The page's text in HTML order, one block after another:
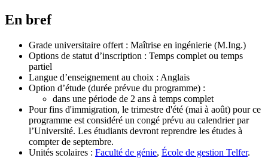
En bref
Grade universitaire offert : Maîtrise en ingénierie (M.Ing.)
Options de statut d’inscription : Temps complet ou temps
partiel
Langue d’enseignement au choix : Anglais
Option d’étude (durée prévue du programme) :
dans une période de 2 ans à temps complet
Pour fins d'immigration, le trimestre d'été (mai à août) pour ce
programme est considéré un congé prévu au calendrier par
l’Université. Les étudiants devront reprendre les études à
compter de septembre.
Unités scolaires : Faculté de génie, École de gestion Telfer.